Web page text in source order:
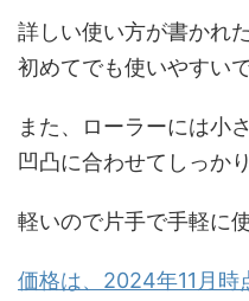
詳しい使い方が書かれ
初めてでも使いやすいで
また、ローラーには小
凹凸に合わせてしっか
軽いので片手で手軽に
価格は、2024年11月